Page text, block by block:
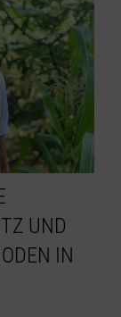
UND
IN